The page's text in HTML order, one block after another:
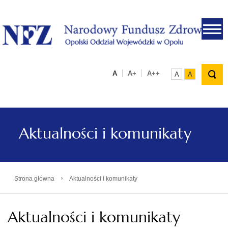
.
A A+ A++ A A
Aktualności i komunikaty
Strona główna › Aktualności i komunikaty
Aktualności i komunikaty